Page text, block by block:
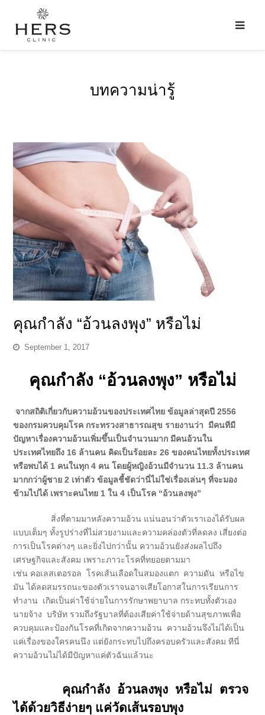
บทความน่ารู้
คุณกำลัง “อ้วนลงพุง” หรือไม่
September 1, 2017
คุณกำลัง “อ้วนลงพุง” หรือไม่
จากสถิติเกี่ยวกับความอ้วนของประเทศไทย ข้อมูลล่าสุดปี 2556
ของกรมควบคุมโรค กระทรวงสาธารณสุข รายงานว่า มีคนทีมี
ปัญหาเรื่องความอ้วนเพิ่มขึ้นเป็นจำนวนมาก มีคนอ้วนใน
ประเทศไทยถึง 16 ล้านคน คิดเป็นร้อยละ 26 ของคนไทยทั้งประเทศ
หรือพบได้ 1 คนในทุก 4 คน โดยผู้หญิงอ้วนมีจำนวน 11.3 ล้านคน
มากกว่าผู้ชาย 2 เท่าตัว ข้อมูลชี้ชัดว่านี่ไม่ใช่เรื่องเล่นๆ ที่จะมอง
ข้ามไปได้ เพราะคนไทย 1 ใน 4 เป็นโรค “อ้วนลงพุง”
สิ่งที่ตามมาหลังความอ้วน แน่นอนว่าตัวเราเองได้รับผล
แบบเต็มๆ ทั้งรูปร่างที่ไม่สวยงามและความคล่องตัวที่ลดลง เสี่ยงต่อ
การเป็นโรคต่างๆ และยิ่งไปกว่านั้น ความอ้วนยังส่งผลไปถึง
เศรษฐกิจและสังคม เพราะภาวะโรคที่ทยอยตามมา
เช่น คอเลสเตอรอล โรคเส้นเลือดในสมองแตก ความดัน หรือไข
มัน ได้ลดสมรรถนะของตัวเราจนอาจเสียโอกาสในการเรียนการ
ทำงาน เกิดเป็นค่าใช้จ่ายในการรักษาพยาบาล กระทบทั้งตัวเอง
นายจ้าง บริษัท รวมถึงรัฐบาลที่ต้องเสียค่าใช้จ่ายด้านสุขภาพเพื่อ
ควบคุมและป้องกันโรคที่เกิดจากความอ้วน ความอ้วนจึงไม่ได้เป็น
แค่เรื่องของใครคนนึง แต่ยังกระทบไปถึงครอบครัวและสังคม ทีนี่
ความอ้วนไม่ได้มีปัญหาแค่ตัวฉันแล้วนะ
คุณกำลัง อ้วนลงพุง หรือไม่ ตรวจ
ได้ด้วยวิธีง่ายๆ แค่วัดเส้นรอบพุง